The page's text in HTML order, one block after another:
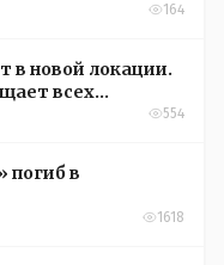
164
в новой локации.
всех
554
погиб в
1618